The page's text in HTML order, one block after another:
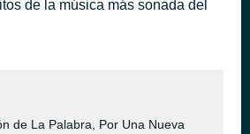
de la música más sonada del
de La Palabra, Por Una Nueva